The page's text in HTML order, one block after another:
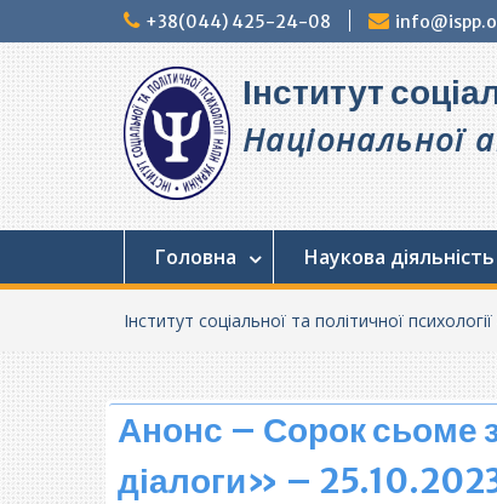
до
+38(044) 425-24-08
Інститут
Національної
Головна Наукова діяльність
Інститут соціальної та політичної психології
Анонс – Сорок сьоме
діалоги» –